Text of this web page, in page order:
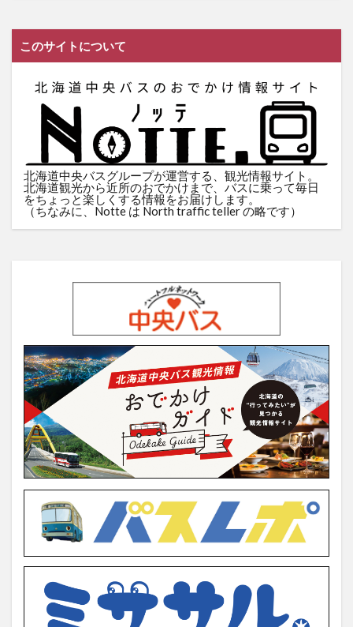
このサイトについて
北海道中央バスグループが運営する、観光情報サイト。
北海道観光から近所のおでかけまで、バスに乗って毎日
をちょっと楽しくする情報をお届けします。
（ちなみに、Notte は North traffic teller の略です）